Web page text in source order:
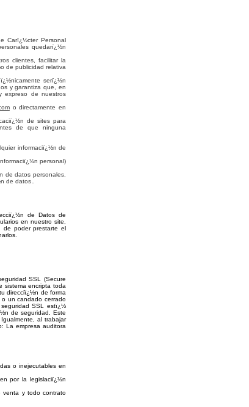
Carï¿½cter Personal
quedarï¿½n
clientes, facilitar la
de publicidad relativa
serï¿½n
y garantiza que, en
expreso de nuestros
o directamente en
de sites para
de que ninguna
informaciï¿½n de
personal)
de datos personales,
de datos.
de Datos de
en nuestro site,
de poder prestarte el
SSL (Secure
sistema encripta toda
direcciï¿½n de forma
un candado cerrado
SSL estï¿½
de seguridad. Este
al trabajar
La empresa auditora
o inejecutables en
por la legislaciï¿½n
venta y todo contrato